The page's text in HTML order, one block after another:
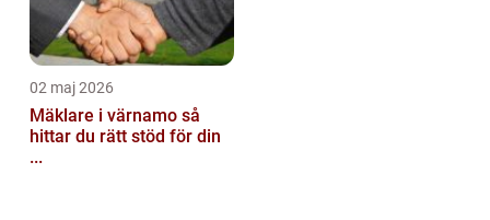
02 maj 2026
Mäklare i värnamo så
hittar du rätt stöd för din
...